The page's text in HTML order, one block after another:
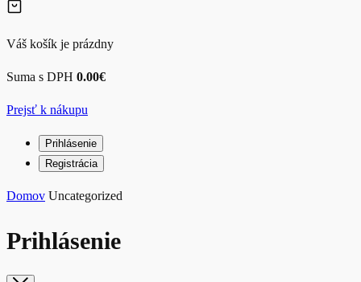
Váš košík je prázdny
Suma s DPH 0.00€
Prejsť k nákupu
Prihlásenie
Registrácia
Domov Uncategorized
Prihlásenie